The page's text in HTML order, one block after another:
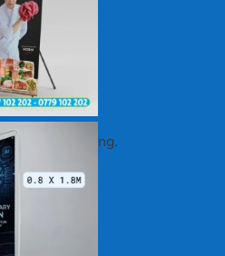
trong giỏ hàng.
hàng